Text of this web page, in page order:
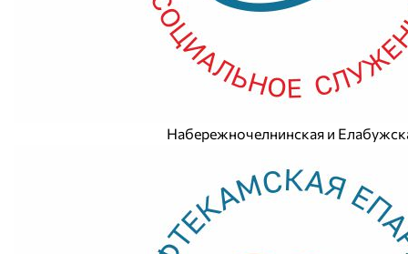
Набережночелнинская и